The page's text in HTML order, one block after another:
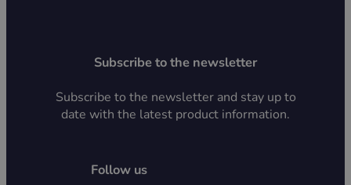
Subscribe to the newsletter
Subscribe to the newsletter and stay up to
date with the latest product information.
Follow us